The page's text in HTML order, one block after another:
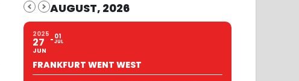
AUGUST, 2026
2025
27
JUN
01
JUL
FRANKFURT WENT WEST